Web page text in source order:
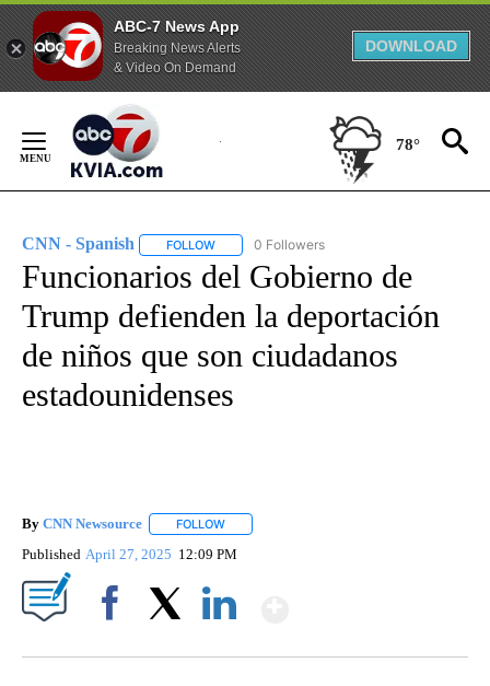
ABC-7 News App
Breaking News Alerts
& Video On Demand
DOWNLOAD
Content
78°
CNN - Spanish FOLLOW FOLLOW "CNN - SPANISH" TO RECEIVE
0 Followers
Funcionarios del Gobierno de
Trump defienden la deportación
de niños que son ciudadanos
estadounidenses
By CNN Newsource FOLLOW
Published April 27, 2025 12:09 PM